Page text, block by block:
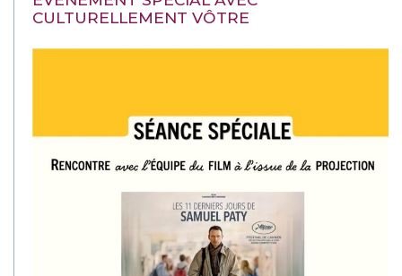
CULTURELLEMENT VÔTRE